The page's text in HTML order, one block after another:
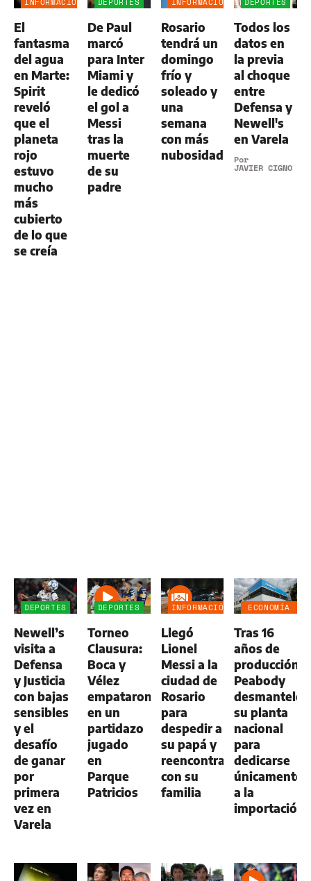
El
fantasma
del agua
en Marte:
Spirit
reveló
que el
planeta
rojo
estuvo
mucho
más
cubierto
de lo que
se creía
De Paul
marcó
para Inter
Miami y
le dedicó
el gol a
Messi
tras la
muerte
de su
padre
Rosario
tendrá un
domingo
frío y
soleado y
una
semana
con más
nubosidad
Todos los
datos en
la previa
al choque
entre
Defensa y
Newell's
en Varela
Por
JAVIER CIGNO
DEPORTES
Newell’s
visita a
Defensa
y Justicia
con bajas
sensibles
y el
desafío
de ganar
por
primera
vez en
Varela
DEPORTES
Torneo
Clausura:
Boca y
Vélez
empataron
en un
partidazo
jugado
en
Parque
Patricios
INFORMACIÓN
Llegó
Lionel
Messi a la
ciudad de
Rosario
para
despedir a
su papá y
reencontrarse
con su
familia
ECONOMÍA
AGRO
Tras 16
años de
producción,
Peabody
desmanteló
su planta
nacional
para
dedicarse
únicamente
a la
importación